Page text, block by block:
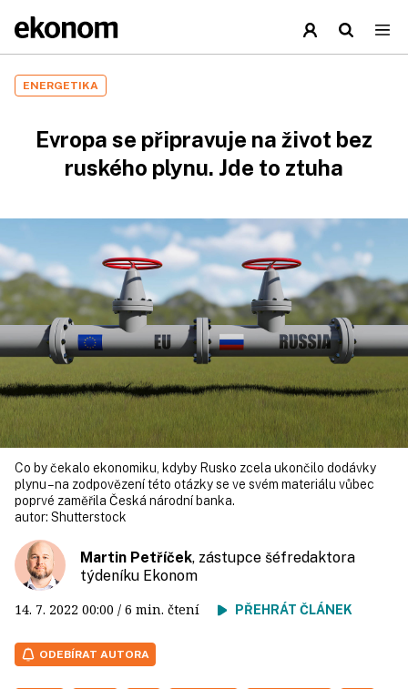
ENERGETIKA
Evropa se připravuje na život bez
ruského plynu. Jde to ztuha
Co by čekalo ekonomiku, kdyby Rusko zcela ukončilo dodávky
plynu – na zodpovězení této otázky se ve svém materiálu vůbec
poprvé zaměřila Česká národní banka.
autor: Shutterstock
Martin Petříček, zástupce šéfredaktora
týdeníku Ekonom
14. 7. 2022 00:00 / 6 min. čtení PŘEHRÁT ČLÁNEK
ODEBÍRAT AUTORA